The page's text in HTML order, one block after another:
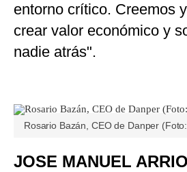
entorno crítico. Creemos
crear valor económico y
nadie atrás".
Rosario Bazán, CEO de Danper
JOSE MANUEL